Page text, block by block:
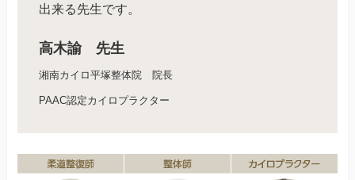
出来る先生です。
高木諭 先生
湘南カイロ平塚整体院 院長
PAAC認定カイロプラクター